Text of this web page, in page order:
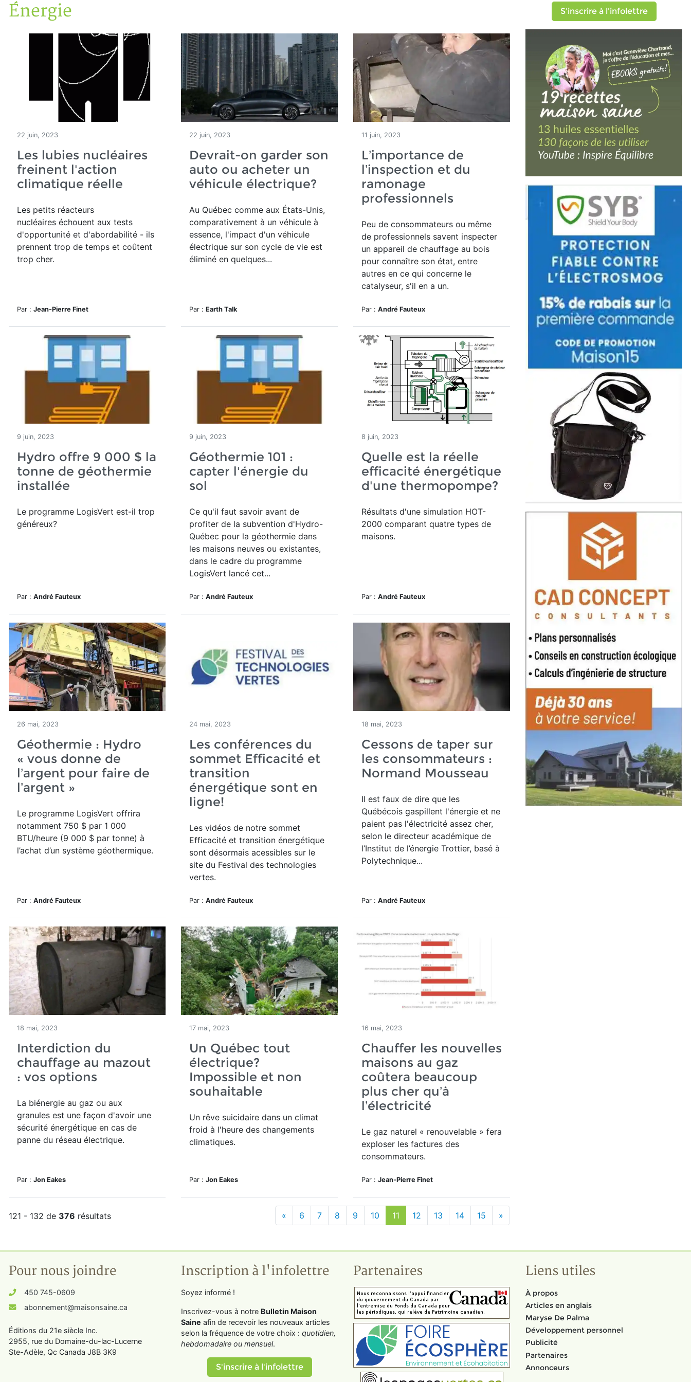
Accueil
Articles
Énergie
Énergie
22 juin, 2023
Les lubies nucléaires
freinent l'action
climatique réelle
Les petits réacteurs
nucléaires échouent aux tests
d'opportunité et d'abordabilité - ils
prennent trop de temps et coûtent
trop cher.
Par : Jean-Pierre Finet
22 juin, 2023
Devrait-on garder son
auto ou acheter un
véhicule électrique?
Au Québec comme aux États-Unis,
comparativement à un véhicule à
essence, l'impact d'un véhicule
électrique sur son cycle de vie est
éliminé en quelques...
Par : Earth Talk
11 juin, 2023
L’importance de
l’inspection et du
ramonage
professionnels
Peu de consommateurs ou même
de professionnels savent inspecter
un appareil de chauffage au bois
pour connaître son état, entre
autres en ce qui concerne le
catalyseur, s'il en a un.
Par : André Fauteux
9 juin, 2023
Hydro offre 9 000 $ la
tonne de géothermie
installée
Le programme LogisVert est-il trop
généreux?
Par : André Fauteux
9 juin, 2023
Géothermie 101 :
capter l'énergie du
sol
Ce qu'il faut savoir avant de
profiter de la subvention d'Hydro-
Québec pour la géothermie dans
les maisons neuves ou existantes,
dans le cadre du programme
LogisVert lancé cet...
Par : André Fauteux
8 juin, 2023
Quelle est la réelle
efficacité énergétique
d'une thermopompe?
Résultats d'une simulation HOT-
2000 comparant quatre types de
maisons.
Par : André Fauteux
26 mai, 2023
Géothermie : Hydro
« vous donne de
l’argent pour faire de
l’argent »
Le programme LogisVert offrira
notamment 750 $ par 1 000
BTU/heure (9 000 $ par tonne) à
l’achat d’un système géothermique.
Par : André Fauteux
24 mai, 2023
Les conférences du
sommet Efficacité et
transition
énergétique sont en
ligne!
Les vidéos de notre sommet
Efficacité et transition énergétique
sont désormais acessibles sur le
site du Festival des technologies
vertes.
Par : André Fauteux
18 mai, 2023
Cessons de taper sur
les consommateurs :
Normand Mousseau
Il est faux de dire que les
Québécois gaspillent l'énergie et ne
paient pas l'électricité assez cher,
selon le directeur académique de
l’Institut de l’énergie Trottier, basé à
Polytechnique...
Par : André Fauteux
18 mai, 2023
Interdiction du
chauffage au mazout
: vos options
La biénergie au gaz ou aux
granules est une façon d'avoir une
sécurité énergétique en cas de
panne du réseau électrique.
Par : Jon Eakes
17 mai, 2023
Un Québec tout
électrique?
Impossible et non
souhaitable
Un rêve suicidaire dans un climat
froid à l'heure des changements
climatiques.
Par : Jon Eakes
16 mai, 2023
Chauffer les nouvelles
maisons au gaz
coûtera beaucoup
plus cher qu’à
l’électricité
Le gaz naturel « renouvelable » fera
exploser les factures des
consommateurs.
Par : Jean-Pierre Finet
121 - 132 de 376 résultats « 6 7 8 9 10 11 12 13 14 15 »
S'inscrire à l'infolettre
Pour nous joindre
450 745-0609
abonnement@maisonsaine.ca
Éditions du 21e siècle Inc.
2955, rue du Domaine-du-lac-Lucerne
Ste-Adèle, Qc Canada J8B 3K9
Inscription à l'infolettre
Soyez informé !
Inscrivez-vous à notre Bulletin Maison
Saine afin de recevoir les nouveaux articles
selon la fréquence de votre choix : quotidien,
hebdomadaire ou mensuel.
S'inscrire à l'infolettre
Partenaires Liens utiles
À propos
Articles en anglais
Maryse De Palma
Développement personnel
Publicité
Partenaires
Annonceurs